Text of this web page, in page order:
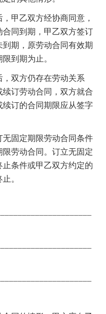
甲乙双方经协商同意，
同到期，甲乙双方签订
期，原劳动合同有效期
到期为止。
双方仍存在劳动关系
订劳动合同，双方就合
续订的合同期限应从签字
固定期限劳动合同条件
劳动合同。订立无固定
条件或甲乙双方约定的
。